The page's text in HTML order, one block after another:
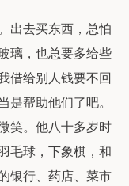
出去买东西，总怕
璃，也总要多给些
借给别人钱要不回
帮助他们了吧。
笑。他八十多岁时
毛球，下象棋，和
银行、药店、菜市